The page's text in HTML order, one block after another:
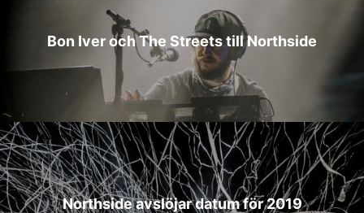
Bon Iver och The Streets till Northside
Northside avslöjar datum för 2019